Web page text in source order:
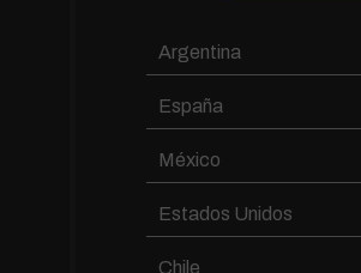
Argentina
España
México
Estados Unidos
Chile